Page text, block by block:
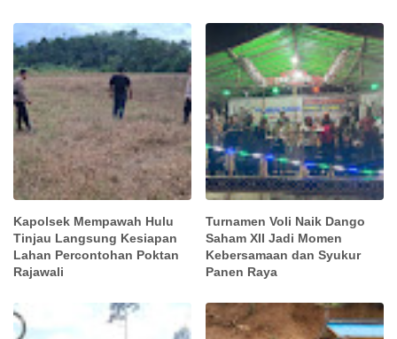
Kapolsek Mempawah Hulu
Tinjau Langsung Kesiapan
Lahan Percontohan Poktan
Rajawali
Turnamen Voli Naik Dango
Saham XII Jadi Momen
Kebersamaan dan Syukur
Panen Raya